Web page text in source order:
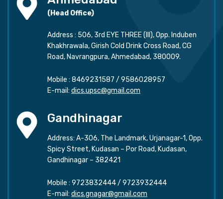
(Head Office)
Address : 506, 3rd EYE THREE (III), Opp. Induben
Khakhrawala, Girish Cold Drink Cross Road, CG
Road, Navrangpura, Ahmedabad, 380009.
Mobile : 8469231587 / 9586028957
E-mail: dics.upsc@gmail.com
Gandhinagar
Address: A-306, The Landmark, Urjanagar-1, Opp.
Spicy Street, Kudasan – Por Road, Kudasan,
Gandhinagar – 382421
Mobile : 9723832444/ 9723932444
E-mail: dics.gnagar@gmail.com